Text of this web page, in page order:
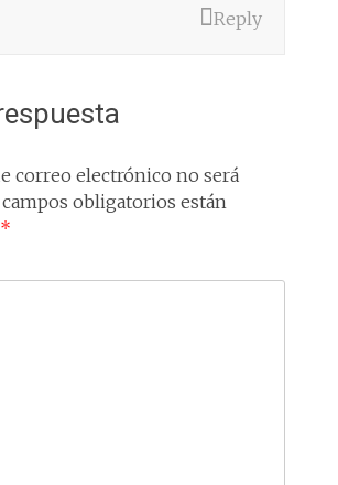
Reply
correo electrónico no será
obligatorios están
*